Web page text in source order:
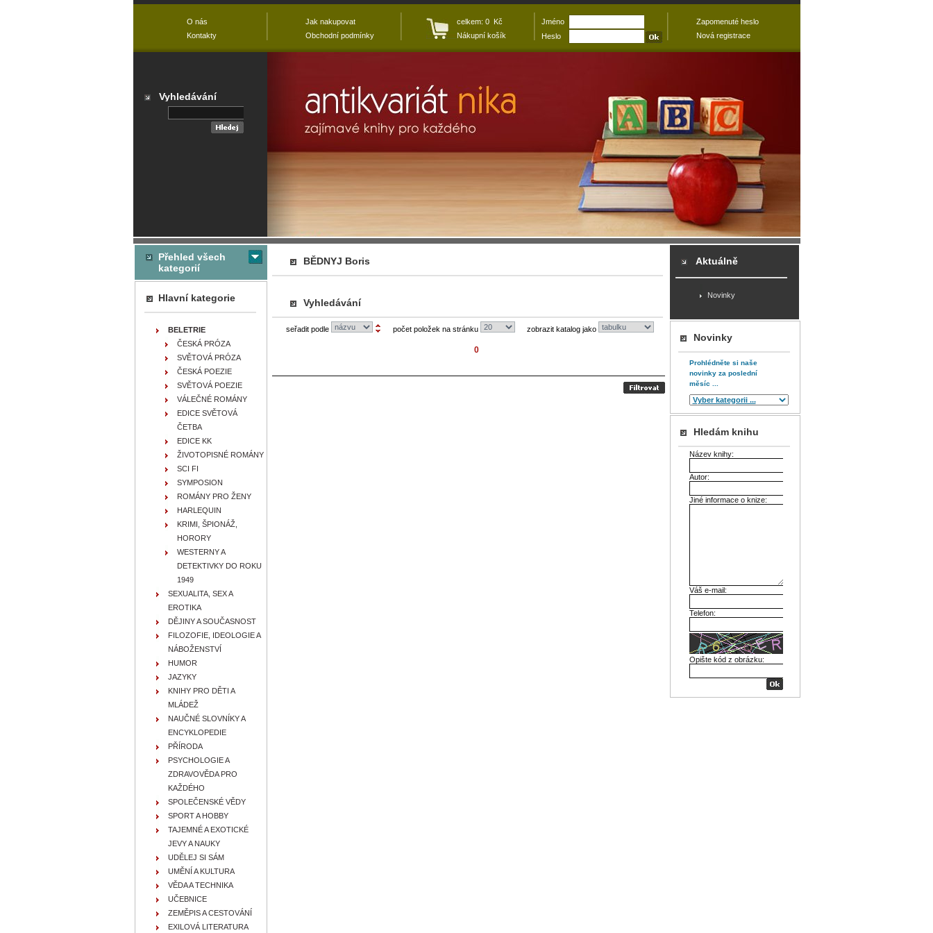
BĚDNYJ Boris
Vyhledávání
seřadit podle počet položek na stránku zobrazit katalog jako
0
Přehled všech
kategorií
Hlavní kategorie
BELETRIE
ČESKÁ PRÓZA
SVĚTOVÁ PRÓZA
ČESKÁ POEZIE
SVĚTOVÁ POEZIE
VÁLEČNÉ ROMÁNY
EDICE SVĚTOVÁ
ČETBA
EDICE KK
ŽIVOTOPISNÉ ROMÁNY
SCI FI
SYMPOSION
ROMÁNY PRO ŽENY
HARLEQUIN
KRIMI, ŠPIONÁŽ,
HORORY
WESTERNY A
DETEKTIVKY DO ROKU
1949
SEXUALITA, SEX A
EROTIKA
DĚJINY A SOUČASNOST
FILOZOFIE, IDEOLOGIE A
NÁBOŽENSTVÍ
HUMOR
JAZYKY
KNIHY PRO DĚTI A
MLÁDEŽ
NAUČNÉ SLOVNÍKY A
ENCYKLOPEDIE
PŘÍRODA
PSYCHOLOGIE A
ZDRAVOVĚDA PRO
KAŽDÉHO
SPOLEČENSKÉ VĚDY
SPORT A HOBBY
TAJEMNÉ A EXOTICKÉ
JEVY A NAUKY
UDĚLEJ SI SÁM
UMĚNÍ A KULTURA
VĚDA A TECHNIKA
UČEBNICE
ZEMĚPIS A CESTOVÁNÍ
EXILOVÁ LITERATURA
Aktuálně
Novinky
Novinky
Prohlédněte si naše
novinky za poslední
měsíc ...
Hledám knihu
Název knihy:
Autor:
Jiné informace o knize:
Váš e-mail:
Telefon:
Opište kód z obrázku:
O nás
Kontakty
Jak nakupovat
Obchodní podmínky
celkem: 0 Kč
Nákupní košík
Jméno
Heslo
Zapomenuté heslo
Nová registrace
Vyhledávání